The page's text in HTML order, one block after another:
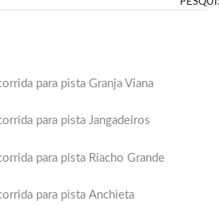
para pista Granja Viana
para pista Jangadeiros
para pista Riacho Grande
para pista Anchieta